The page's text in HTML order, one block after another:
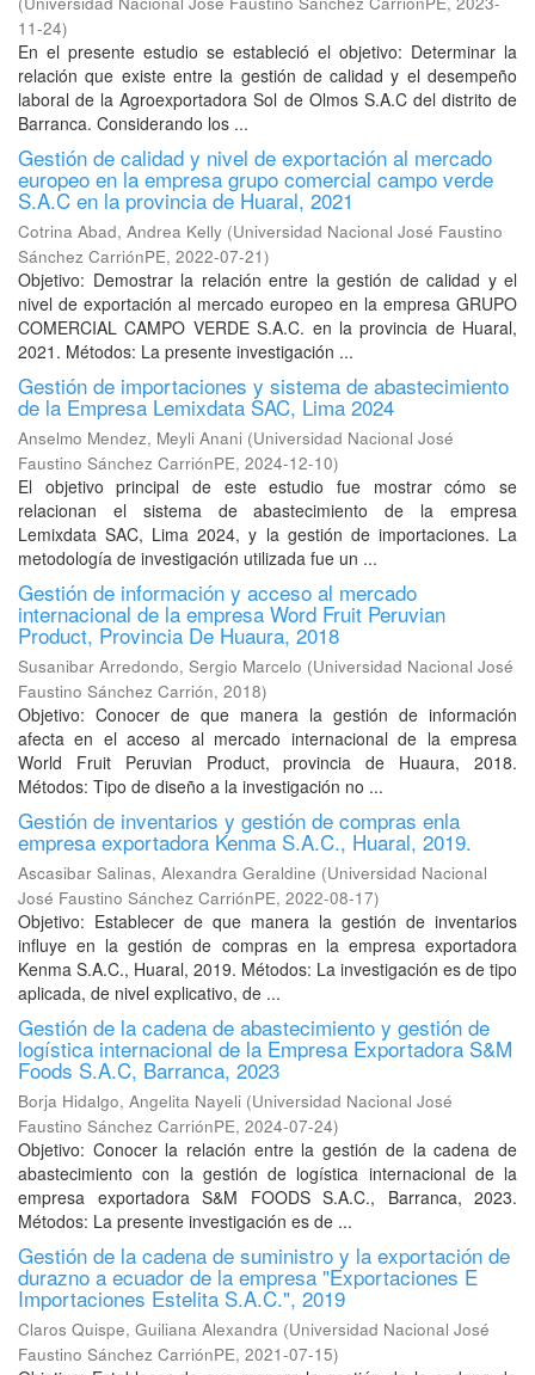
11-24)
En el presente estudio se estableció el objetivo: Determinar la
relación que existe entre la gestión de calidad y el desempeño
laboral de la Agroexportadora Sol de Olmos S.A.C del distrito de
Barranca. Considerando los ...
Gestión de calidad y nivel de exportación al mercado
europeo en la empresa grupo comercial campo verde
S.A.C en la provincia de Huaral, 2021
Cotrina Abad, Andrea Kelly (Universidad Nacional José Faustino
Sánchez CarriónPE, 2022-07-21)
Objetivo: Demostrar la relación entre la gestión de calidad y el
nivel de exportación al mercado europeo en la empresa GRUPO
COMERCIAL CAMPO VERDE S.A.C. en la provincia de Huaral,
2021. Métodos: La presente investigación ...
Gestión de importaciones y sistema de abastecimiento
de la Empresa Lemixdata SAC, Lima 2024
Anselmo Mendez, Meyli Anani (Universidad Nacional José
Faustino Sánchez CarriónPE, 2024-12-10)
El objetivo principal de este estudio fue mostrar cómo se
relacionan el sistema de abastecimiento de la empresa
Lemixdata SAC, Lima 2024, y la gestión de importaciones. La
metodología de investigación utilizada fue un ...
Gestión de información y acceso al mercado
internacional de la empresa Word Fruit Peruvian
Product, Provincia De Huaura, 2018
Susanibar Arredondo, Sergio Marcelo (Universidad Nacional José
Faustino Sánchez Carrión, 2018)
Objetivo: Conocer de que manera la gestión de información
afecta en el acceso al mercado internacional de la empresa
World Fruit Peruvian Product, provincia de Huaura, 2018.
Métodos: Tipo de diseño a la investigación no ...
Gestión de inventarios y gestión de compras enla
empresa exportadora Kenma S.A.C., Huaral, 2019.
Ascasibar Salinas, Alexandra Geraldine (Universidad Nacional
José Faustino Sánchez CarriónPE, 2022-08-17)
Objetivo: Establecer de que manera la gestión de inventarios
influye en la gestión de compras en la empresa exportadora
Kenma S.A.C., Huaral, 2019. Métodos: La investigación es de tipo
aplicada, de nivel explicativo, de ...
Gestión de la cadena de abastecimiento y gestión de
logística internacional de la Empresa Exportadora S&M
Foods S.A.C, Barranca, 2023
Borja Hidalgo, Angelita Nayeli (Universidad Nacional José
Faustino Sánchez CarriónPE, 2024-07-24)
Objetivo: Conocer la relación entre la gestión de la cadena de
abastecimiento con la gestión de logística internacional de la
empresa exportadora S&M FOODS S.A.C., Barranca, 2023.
Métodos: La presente investigación es de ...
Gestión de la cadena de suministro y la exportación de
durazno a ecuador de la empresa "Exportaciones E
Importaciones Estelita S.A.C.", 2019
Claros Quispe, Guiliana Alexandra (Universidad Nacional José
Faustino Sánchez CarriónPE, 2021-07-15)